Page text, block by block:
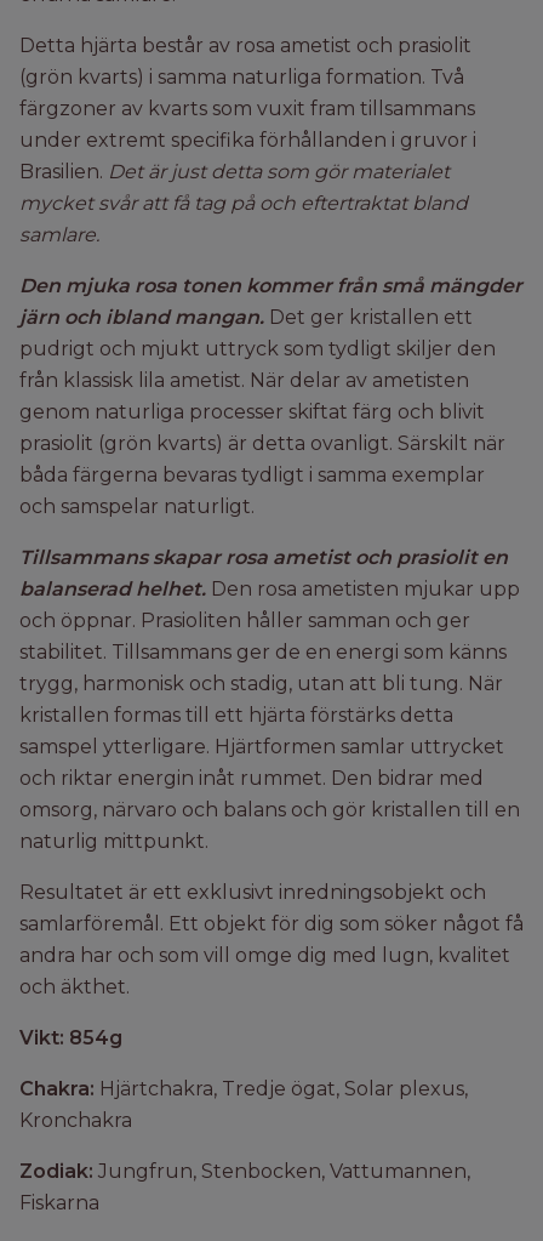
Detta hjärta består av rosa ametist och prasiolit
(grön kvarts) i samma naturliga formation. Två
färgzoner av kvarts som vuxit fram tillsammans
under extremt specifika förhållanden i gruvor i
Brasilien. Det är just detta som gör materialet
mycket svår att få tag på och eftertraktat bland
samlare.
Den mjuka rosa tonen kommer från små mängder
järn och ibland mangan. Det ger kristallen ett
pudrigt och mjukt uttryck som tydligt skiljer den
från klassisk lila ametist. När delar av ametisten
genom naturliga processer skiftat färg och blivit
prasiolit (grön kvarts) är detta ovanligt. Särskilt när
båda färgerna bevaras tydligt i samma exemplar
och samspelar naturligt.
Tillsammans skapar rosa ametist och prasiolit en
balanserad helhet. Den rosa ametisten mjukar upp
och öppnar. Prasioliten håller samman och ger
stabilitet. Tillsammans ger de en energi som känns
trygg, harmonisk och stadig, utan att bli tung. När
kristallen formas till ett hjärta förstärks detta
samspel ytterligare. Hjärtformen samlar uttrycket
och riktar energin inåt rummet. Den bidrar med
omsorg, närvaro och balans och gör kristallen till en
naturlig mittpunkt.
Resultatet är ett exklusivt inredningsobjekt och
samlarföremål. Ett objekt för dig som söker något få
andra har och som vill omge dig med lugn, kvalitet
och äkthet.
Vikt: 854g
Chakra: Hjärtchakra, Tredje ögat, Solar plexus,
Kronchakra
Zodiak: Jungfrun, Stenbocken, Vattumannen,
Fiskarna